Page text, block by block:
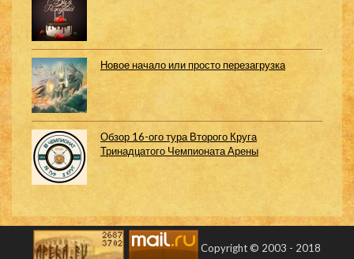
Новое начало или просто перезагрузка
Обзор 16-ого тура Второго Круга
Тринадцатого Чемпионата Арены
Copyright © 2003 - 2018